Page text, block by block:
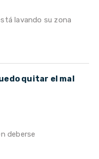
lavando su zona
quitar el mal
deberse